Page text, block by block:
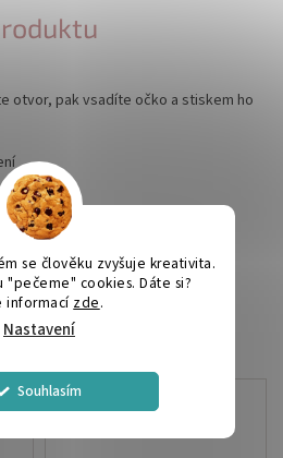
se člověku zvyšuje kreativita.
"pečeme" cookies. Dáte si?
informací zde.
Nastavení
Souhlasím
otvor, pak vsadíte očko a stiskem ho